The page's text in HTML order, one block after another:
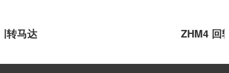
转马达 ZHM4 回